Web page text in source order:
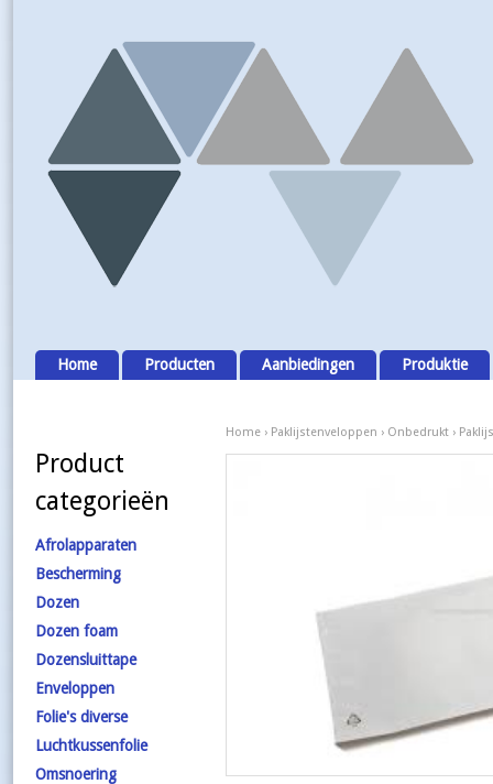
Home Producten Aanbiedingen Produktie
Home› Paklijstenveloppen › Onbedrukt›
Product
categorieën
Afrolapparaten
Bescherming
Dozen
Dozen foam
Dozensluittape
Enveloppen
Folie's diverse
Luchtkussenfolie
Omsnoering